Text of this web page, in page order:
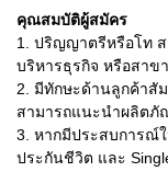
คุณสมบัติผู้สมัคร
1.
ปริญญาตรีหรือโท ส
บริหารธุรกิจ หรือสาข
2. มีทักษะด้านลูกค้าสั
สามารถแนะนำผลิตภั
3. หากมีประสบการณ์
ประกันชีวิต และ